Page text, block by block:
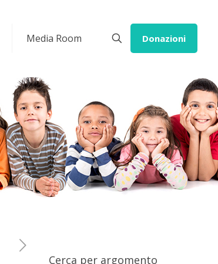
Media Room Donazioni
Cerca per argomento